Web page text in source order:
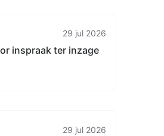
29 jul 2026
inspraak ter inzage
29 jul 2026